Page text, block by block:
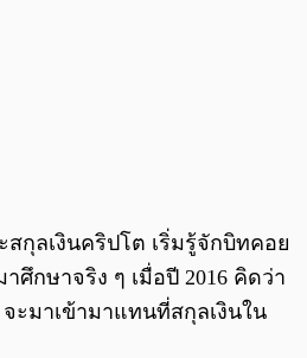
กุลเงินคริปโต เริ่มรู้จักบิทคอย
ศึกษาจริง ๆ เมื่อปี 2016 คิดว่า
ะมาเข้ามาแทนที่สกุลเงินใน